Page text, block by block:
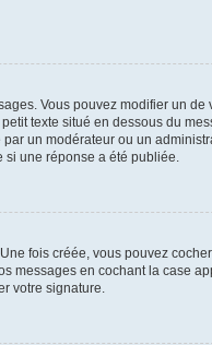
Vous pouvez modifier un
texte situé en dessous du
un modérateur ou un
une réponse a été publiée.
fois créée, vous pouvez
messages en cochant la case
votre signature.